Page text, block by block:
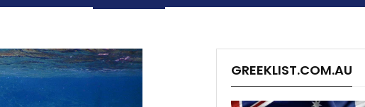
GREEKLIST.COM.AU